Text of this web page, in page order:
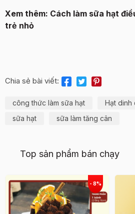
Xem thêm: Cách làm sữa hạt
trẻ nhỏ
Chia sẻ bài viết:
công thức làm sữa hạt Hạt dinh
sữa hạt
sữa làm tăng cân
Top sản phẩm bán chạy